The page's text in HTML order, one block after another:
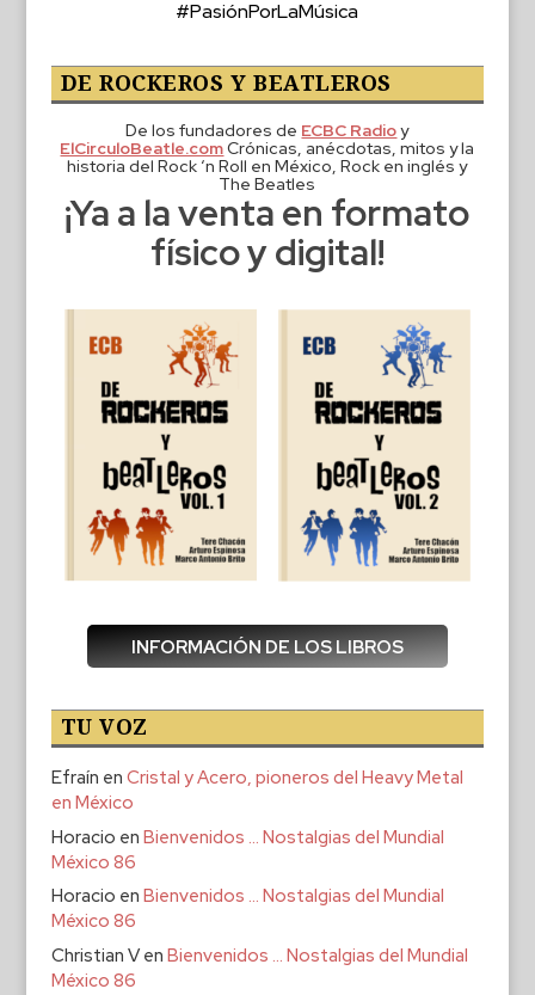
#PasiónPorLaMúsica
DE ROCKEROS Y BEATLEROS
De los fundadores de ECBC Radioy
ElCirculoBeatle.comCrónicas, anécdotas, mitos y la
historia del Rock ‘n Roll en México, Rock en inglés y
The Beatles
¡Ya a la venta en formato
físico y digital!
INFORMACIÓN DE LOS LIBROS
TU VOZ
Efraín en Cristal y Acero, pioneros del Heavy Metal
en México
Horacio en Bienvenidos … Nostalgias del Mundial
México 86
Horacio en Bienvenidos … Nostalgias del Mundial
México 86
Christian Ven Bienvenidos … Nostalgias del Mundial
México 86